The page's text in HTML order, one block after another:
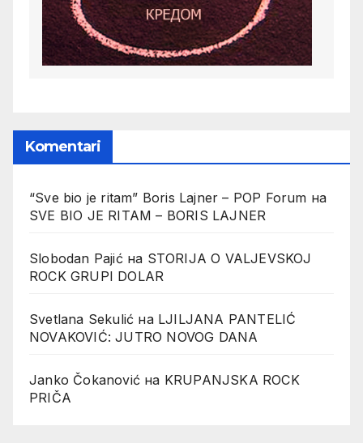
Komentari
“Sve bio je ritam” Boris Lajner – POP Forum на
SVE BIO JE RITAM – BORIS LAJNER
Slobodan Pajićна STORIJA O VALJEVSKOJ
ROCK GRUPI DOLAR
Svetlana Sekulić на LJILJANA PANTELIĆ
NOVAKOVIĆ: JUTRO NOVOG DANA
Janko Čokanović на KRUPANJSKA ROCK
PRIČA